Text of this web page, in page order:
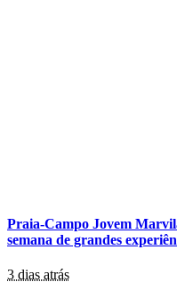
Praia-Campo Jovem
semana de grandes
3 dias atrás